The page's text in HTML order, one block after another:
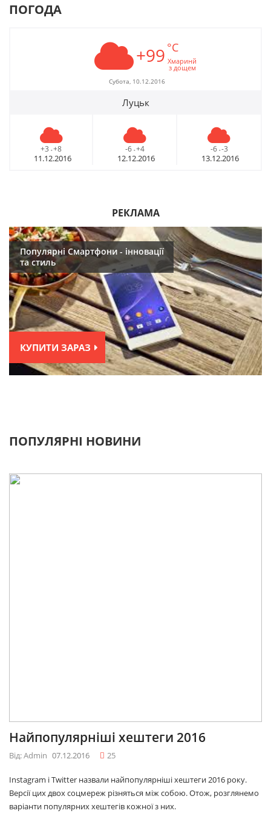
ПОГОДА
+99 °C
Хмаринй
з дощем
Субота, 10.12.2016
Луцьк
+3 - +8
11.12.2016
-6 - +4
12.12.2016
-6 - -3
13.12.2016
РЕКЛАМА
Популярні Смартфони - інновації
та стиль
КУПИТИ ЗАРАЗ
ПОПУЛЯРНІ НОВИНИ
Найпопулярніші хештеги 2016
Від: Admin 07.12.2016 25
Instagram і Twitter назвали найпопулярніші хештеги 2016 року.
Версії цих двох соцмереж різняться між собою. Отож, розглянемо
варіанти популярних хештегів кожної з них.